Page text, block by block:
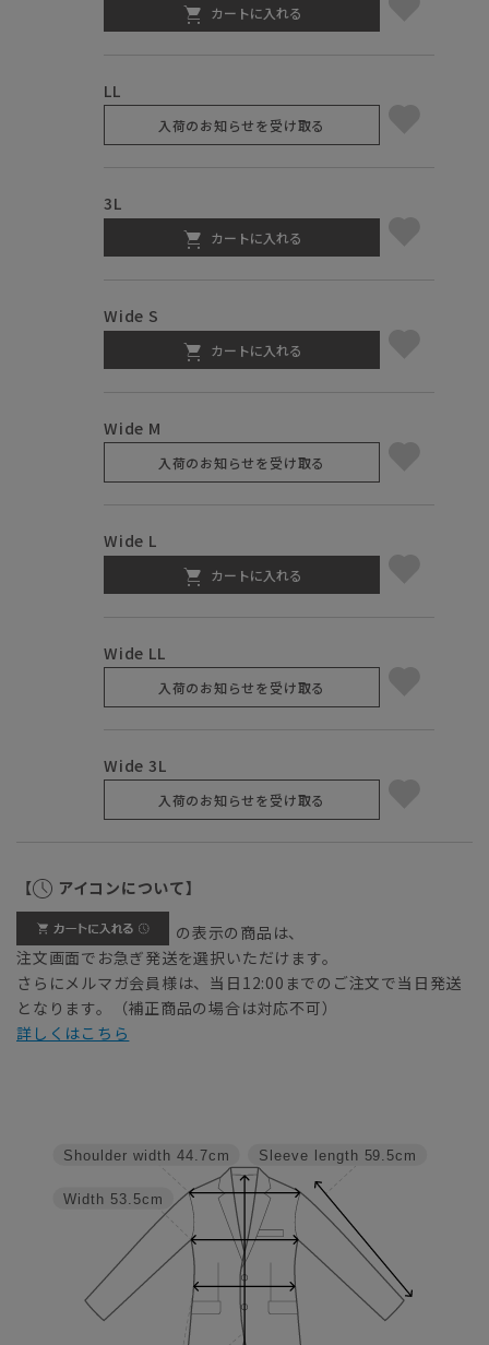
カートに入れる
LL
入荷のお知らせを受け取る
3L
カートに入れる
Wide S
カートに入れる
Wide M
入荷のお知らせを受け取る
Wide L
カートに入れる
Wide LL
入荷のお知らせを受け取る
Wide 3L
入荷のお知らせを受け取る
【 アイコンについて】
の表示の商品は、
注文画面でお急ぎ発送を選択いただけます。
さらにメルマガ会員様は、当日12:00までのご注文で当日発送
となります。（補正商品の場合は対応不可）
詳しくはこちら
Sleeve length 59.5cm
Width 53.5cm
Shoulder width 44.7cm